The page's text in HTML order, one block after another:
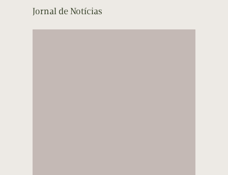
Jornal de Notícias